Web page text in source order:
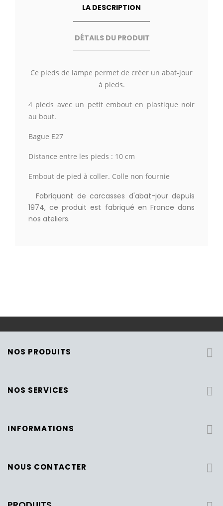
LA DESCRIPTION
DÉTAILS DU PRODUIT
Ce pieds de lampe permet de créer un abat-jour
à pieds.
4 pieds avec un petit embout en plastique noir
au bout.
Bague E27
Distance entre les pieds : 10 cm
Embout de pied à coller. Colle non fournie
Fabriquant de carcasses d'abat-jour depuis
1974, ce produit est fabriqué en France dans
nos ateliers.
NOS PRODUITS 
NOS SERVICES 
INFORMATIONS 
NOUS CONTACTER 